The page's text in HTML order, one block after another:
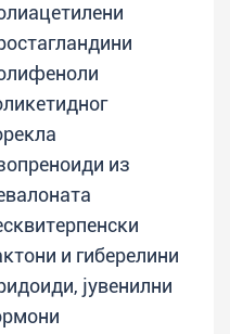
из
и гиберелини
јувенилни